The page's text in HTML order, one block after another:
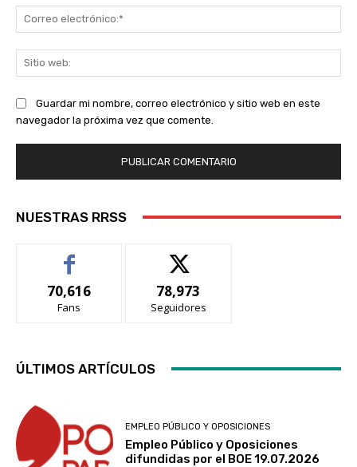
Guardar mi nombre, correo electrónico y sitio web en este
navegador la próxima vez que comente.
NUESTRAS RRSS
70,616
Fans
78,973
Seguidores
ÚLTIMOS ARTÍCULOS
EMPLEO PÚBLICO Y OPOSICIONES
Empleo Público y Oposiciones
difundidas por el BOE 19.07.2026